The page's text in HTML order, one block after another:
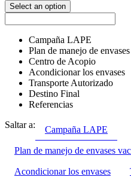
Select an option
Campaña LAPE
Plan de manejo de
Centro de Acopio
Acondicionar los envases
Transporte Autorizado
Destino Final
Referencias
Saltar a:
Campaña LAPE
Plan de manejo de envases
Acondicionar los envases